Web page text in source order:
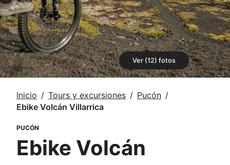
Ver (12) fotos
Inicio Tours y excursiones
Pucón
Ebike Volcán Villarrica
PUCÓN
Ebike Volcán